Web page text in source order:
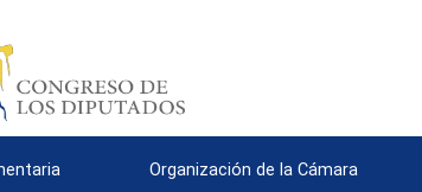
Organización de la Cámara